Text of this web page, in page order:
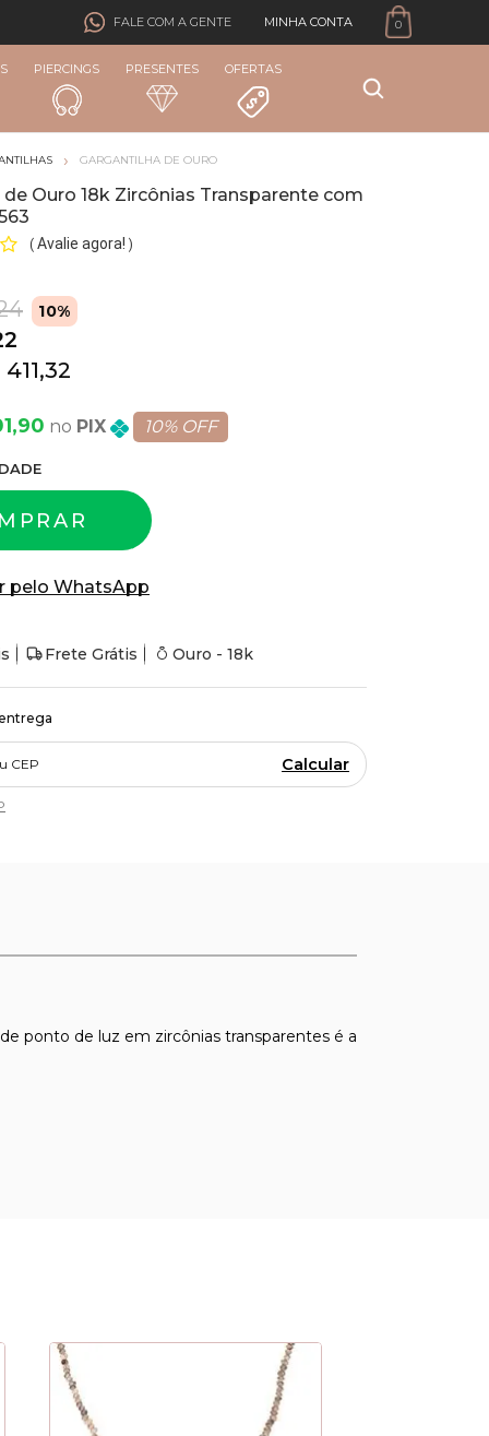
FALE COM A GENTE MINHA CONTA 0
PIERCINGS PRESENTES OFERTAS
GARGANTILHA DE OURO
Ouro 18k Zircônias Transparente com
( Avalie agora! )
10%
411,32
PIX 10% OFF
pelo WhatsApp
Frete Grátis Ouro - 18k
Calcular
ponto de luz em zircônias transparentes é a